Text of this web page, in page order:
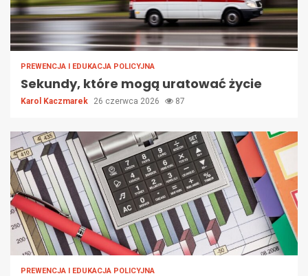
PREWENCJA I EDUKACJA POLICYJNA
Sekundy, które mogą uratować życie
Karol Kaczmarek 26 czerwca 2026 87
PREWENCJA I EDUKACJA POLICYJNA